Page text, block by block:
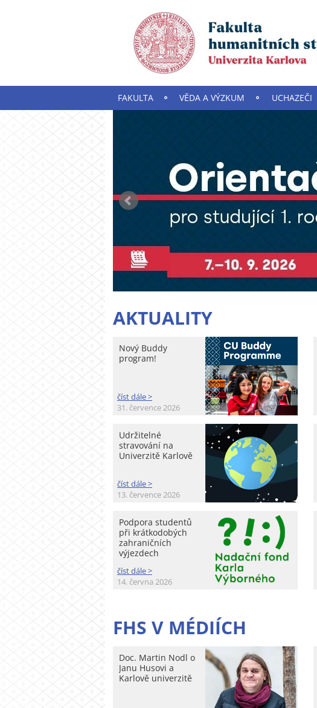
FAKULTA VĚDA A VÝZKUM UCHAZEČI
AKTUALITY
Nový Buddy
program!
číst dále >
31. července 2026
Udržitelné
stravování na
Univerzitě Karlově
číst dále >
13. července 2026
Podpora studentů
při krátkodobých
zahraničních
výjezdech
číst dále >
14. června 2026
FHS V MÉDIÍCH
Doc. Martin Nodl o
Janu Husovi a
Karlově univerzitě